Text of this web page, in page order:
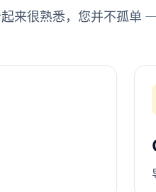
来很熟悉，您并不孤单